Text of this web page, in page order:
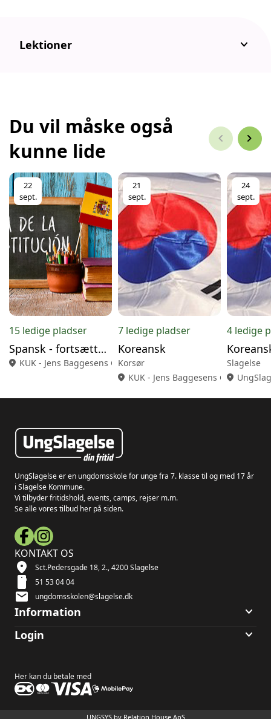
Lektioner keyboard_arrow_down
Du vil måske også
kunne lide
chevron_left chevron_right
22
sept.
15 ledige pladser
Spansk - fortsætter/let øvet
location_on KUK - Jens Baggesens Gade 10, 4220 Korsør
21
sept.
7 ledige pladser
Koreansk
Korsør
location_on KUK - Jens Baggesens Gade 10,
24
sept.
4 ledige
Slagelse
location_on
UngSlagelse er en ungdomsskole for unge fra 7. klasse til og med 17 år
i Slagelse Kommune.
Vi tilbyder fritidshold, events, camps, rejser m.m.
Se alle vores tilbud her på siden.
KONTAKT OS
location_on Sct.Pedersgade 18, 2., 4200 Slagelse
smartphone 51 53 04 04
mail ungdomsskolen@slagelse.dk
Information keyboard_arrow_down
Login keyboard_arrow_down
Her kan du betale med
UNGSYS by Relation House ApS